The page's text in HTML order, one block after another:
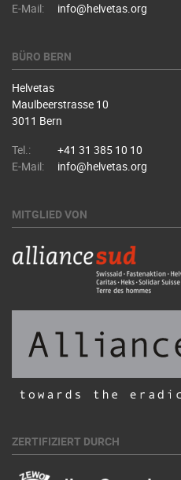
E-Mail:
info@helvetas.org
BÜRO BERN
Helvetas
Maulbeerstrasse 10
3011 Bern
Tel.:
+41 31 385 10 10
E-Mail:
info@helvetas.org
MITGLIED VON
ZERTIFIZIERT DURCH